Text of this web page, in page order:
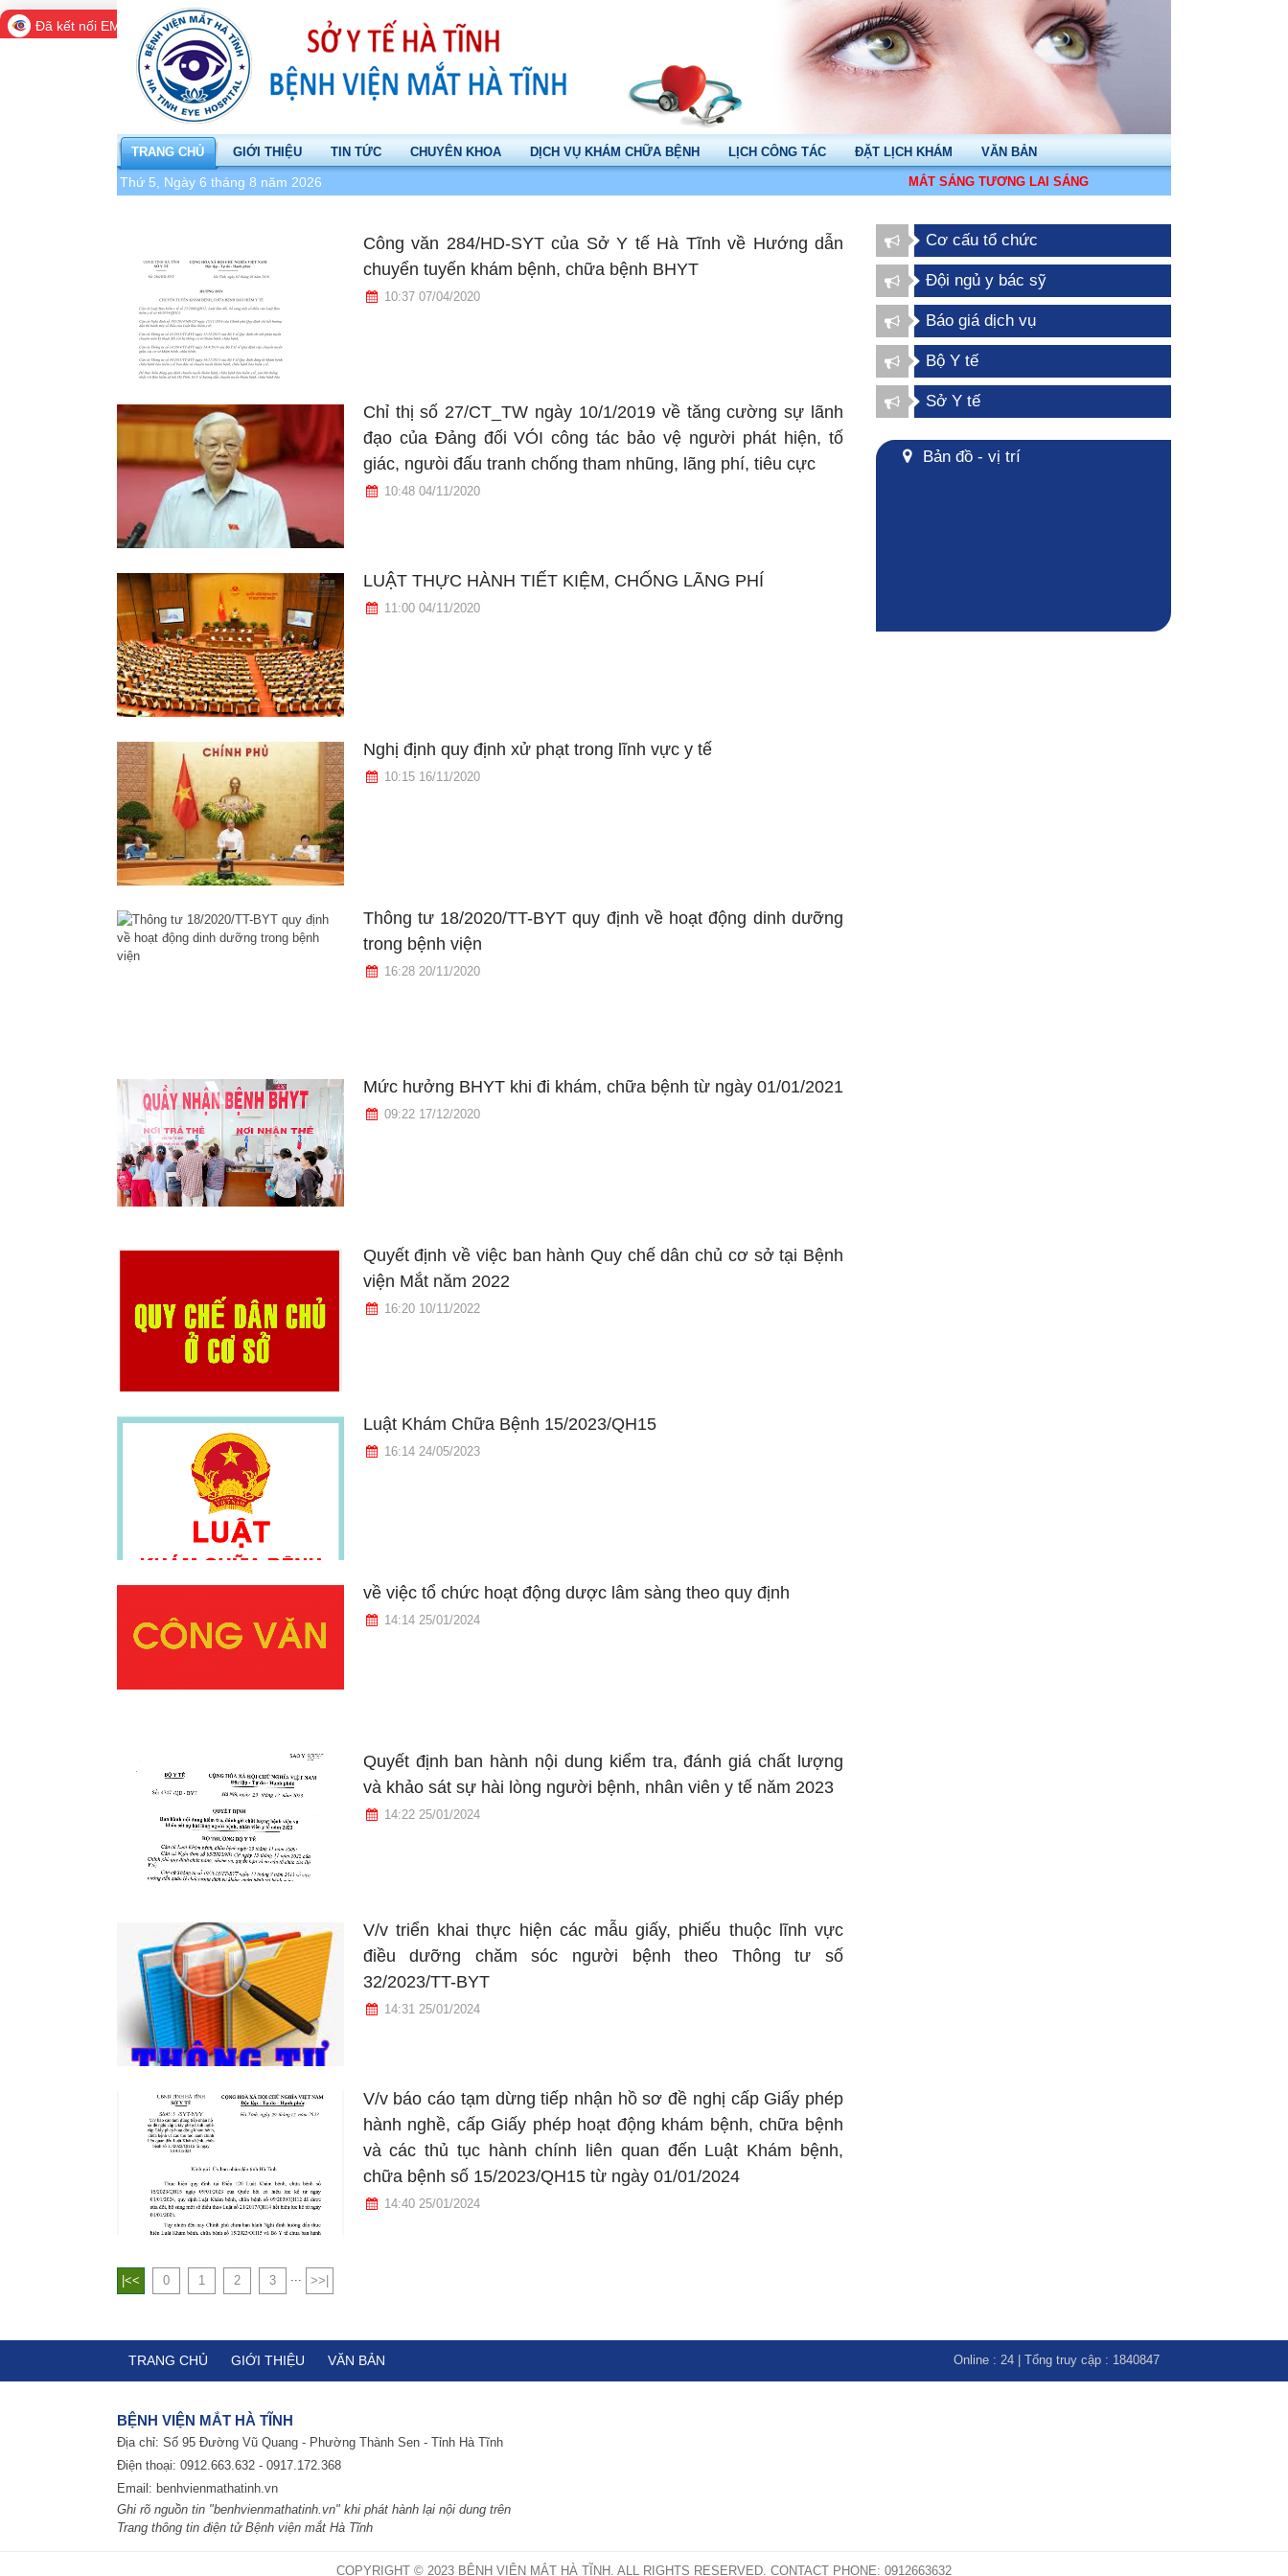
TRANG CHỦ GIỚI THIỆU TIN TỨC CHUYÊN KHOA DỊCH VỤ KHÁM CHỮA BỆNH LỊCH CÔNG TÁC ĐẶT LỊCH KHÁM VĂN BẢN
Thứ 5, Ngày 6 tháng 8 năm 2026 MẮT SÁNG TƯƠNG LAI SÁNG
Công văn 284/HD-SYT của Sở Y tế Hà Tĩnh về Hướng dẫn
chuyển tuyến khám bệnh, chữa bệnh BHYT
10:37 07/04/2020
Chỉ thị số 27/CT_TW ngày 10/1/2019 về tăng cường sự lãnh
đạo của Đảng đối VÓI công tác bảo vệ người phát hiện, tố
giác, ngưòi đấu tranh chống tham nhũng, lãng phí, tiêu cực
10:48 04/11/2020
LUẬT THỰC HÀNH TIẾT KIỆM, CHỐNG LÃNG PHÍ
11:00 04/11/2020
Nghị định quy định xử phạt trong lĩnh vực y tế
10:15 16/11/2020
Thông tư 18/2020/TT-BYT quy định về hoạt động dinh dưỡng
trong bệnh viện
16:28 20/11/2020
Mức hưởng BHYT khi đi khám, chữa bệnh từ ngày 01/01/2021
09:22 17/12/2020
Quyết định về việc ban hành Quy chế dân chủ cơ sở tại Bệnh
viện Mắt năm 2022
16:20 10/11/2022
Luật Khám Chữa Bệnh 15/2023/QH15
16:14 24/05/2023
về việc tổ chức hoạt động dược lâm sàng theo quy định
14:14 25/01/2024
Quyết định ban hành nội dung kiểm tra, đánh giá chất lượng
và khảo sát sự hài lòng người bệnh, nhân viên y tế năm 2023
14:22 25/01/2024
V/v triển khai thực hiện các mẫu giấy, phiếu thuộc lĩnh vực
điều dưỡng chăm sóc người bệnh theo Thông tư số
32/2023/TT-BYT
14:31 25/01/2024
V/v báo cáo tạm dừng tiếp nhận hồ sơ đề nghị cấp Giấy phép
hành nghề, cấp Giấy phép hoạt động khám bệnh, chữa bệnh
và các thủ tục hành chính liên quan đến Luật Khám bệnh,
chữa bệnh số 15/2023/QH15 từ ngày 01/01/2024
14:40 25/01/2024
|<< 0 1 2 3 ... >>|
Cơ cấu tổ chức
Đội ngủ y bác sỹ
Báo giá dịch vụ
Bộ Y tế
Sở Y tế
Bản đồ - vị trí
TRANG CHỦ GIỚI THIỆU VĂN BẢN Online : 24 | Tổng truy cập : 1840847
BỆNH VIỆN MẮT HÀ TĨNH
Địa chỉ: Số 95 Đường Vũ Quang - Phường Thành Sen - Tỉnh Hà Tĩnh
Điện thoại: 0912.663.632 - 0917.172.368
Email: benhvienmathatinh.vn
Ghi rõ nguồn tin "benhvienmathatinh.vn" khi phát hành lại nội dung trên
Trang thông tin điện tử Bệnh viện mắt Hà Tĩnh
COPYRIGHT © 2023 BỆNH VIỆN MẮT HÀ TĨNH. ALL RIGHTS RESERVED. CONTACT PHONE: 0912663632
Đã kết nối EMC